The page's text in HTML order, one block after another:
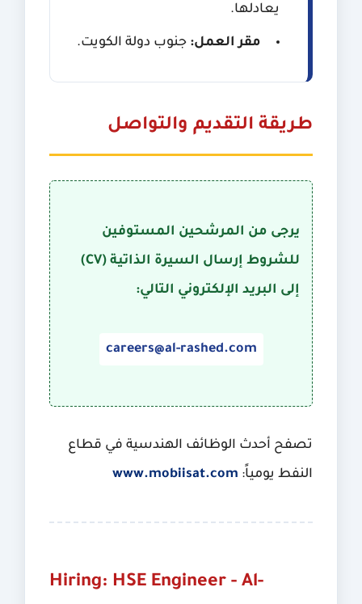
يعادلها.
مقر العمل: جنوب دولة الكويت.
طريقة التقديم والتواصل
يرجى من المرشحين المستوفين
للشروط إرسال السيرة الذاتية (CV)
إلى البريد الإلكتروني التالي:
careers@al-rashed.com
تصفح أحدث الوظائف الهندسية في قطاع
النفط يومياً: www.mobiisat.com
Hiring: HSE Engineer - Al-